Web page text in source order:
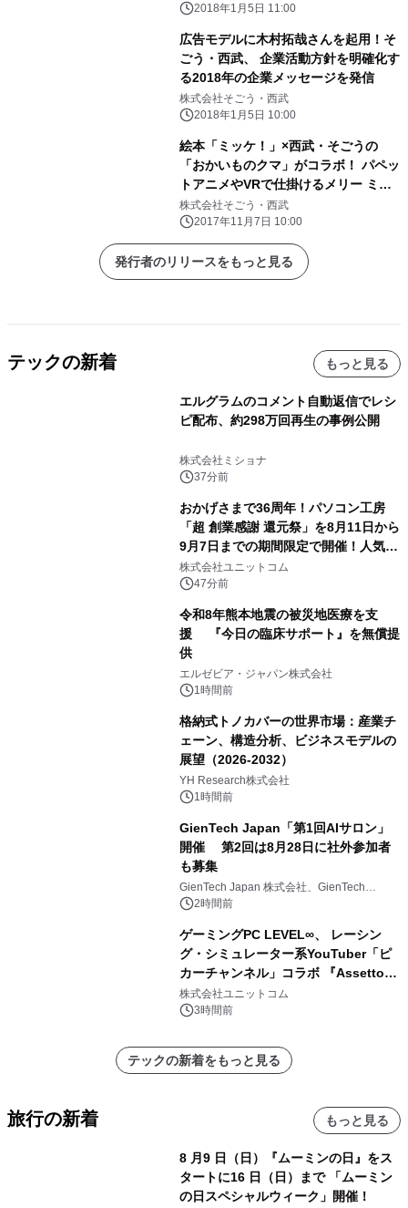
2018年1月5日 11:00
広告モデルに木村拓哉さんを起用！そ
ごう・西武、 企業活動方針を明確化す
る2018年の企業メッセージを発信
株式会社そごう・西武
2018年1月5日 10:00
絵本「ミッケ！」×西武・そごうの
「おかいものクマ」がコラボ！ パペッ
トアニメやVRで仕掛けるメリー ミッ
ケ！クリスマス
株式会社そごう・西武
2017年11月7日 10:00
発行者のリリースをもっと見る
テックの新着 もっと見る
エルグラムのコメント自動返信でレシ
ピ配布、約298万回再生の事例公開
株式会社ミショナ
37分前
おかげさまで36周年！パソコン工房
「超 創業感謝 還元祭」を8月11日から
9月7日までの期間限定で開催！人気の
ゲーミングPCや高性能ノートPCなど
対象iiyama PCのご購入で最大3万円分
相当を還元
株式会社ユニットコム
47分前
令和8年熊本地震の被災地医療を支
援 『今日の臨床サポート』を無償提
供
エルゼビア・ジャパン株式会社
1時間前
格納式トノカバーの世界市場：産業チ
ェーン、構造分析、ビジネスモデルの
展望（2026-2032）
YH Research株式会社
1時間前
GienTech Japan「第1回AIサロン」
開催 第2回は8月28日に社外参加者
も募集
GienTech Japan 株式会社、GienTech
Consulting Japan 株式会社
2時間前
ゲーミングPC LEVEL∞、 レーシン
グ・シミュレーター系YouTuber「ピ
カーチャンネル」コラボ 『Assetto
Corsa EVO』推奨パソコン販売中
株式会社ユニットコム
3時間前
テックの新着をもっと見る
旅行の新着 もっと見る
8 月9 日（日）『ムーミンの日』をス
タートに16 日（日）まで 「ムーミン
の日スペシャルウィーク」開催！